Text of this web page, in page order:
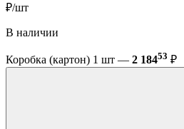
₽/шт
В наличии
Коробка (картон) 1 шт — 2 18453 ₽